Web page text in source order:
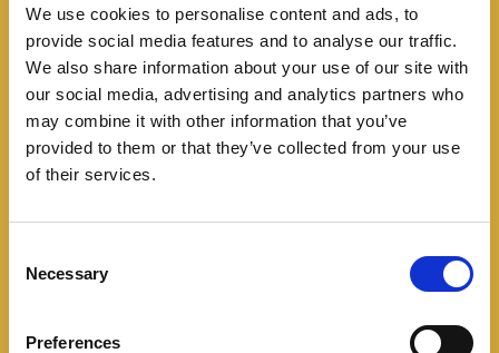
We use cookies to personalise content and ads, to
provide social media features and to analyse our traffic.
We also share information about your use of our site with
our social media, advertising and analytics partners who
may combine it with other information that you’ve
provided to them or that they’ve collected from your use
of their services.
Necessary
Preferences
Incorpora una batería de Litio-NMC de 84 kWh que
aumenta su autonomía de 528 a 582 km en ciclo
WLTP. Su tensión nominal es de 697 V. En corriente
contínua admite 350 kW para poder pasar del 10 al
1/CCS1.